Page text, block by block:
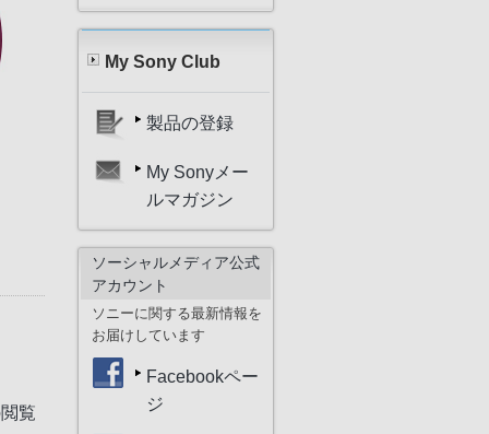
覧
My Sony Club
製品の登録
My Sonyメー
ルマガジン
ソーシャルメディア公式
アカウント
ソニーに関する最新情報を
お届けしています
Facebookペー
ジ